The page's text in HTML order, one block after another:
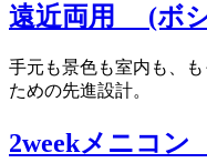
遠近両用 (ボ
手元も景色も室内も、
ための先進設計。
2weekメニコ